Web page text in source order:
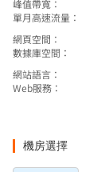
峰值帶寬：
單月高速流量：
網頁空間：
數據庫空間：
網站語言：
Web服務：
機房選擇